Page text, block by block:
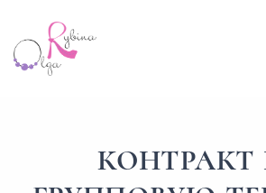
КОНТРАКТ